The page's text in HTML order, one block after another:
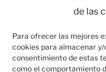
de las
Para ofrecer las mejores
cookies para almacenar
consentimiento de estas
como el comportamiento
boletín informativo
Para más información
consulte lapolítica de